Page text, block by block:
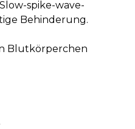
spike-wave-
Behinderung.
Blutkörperchen